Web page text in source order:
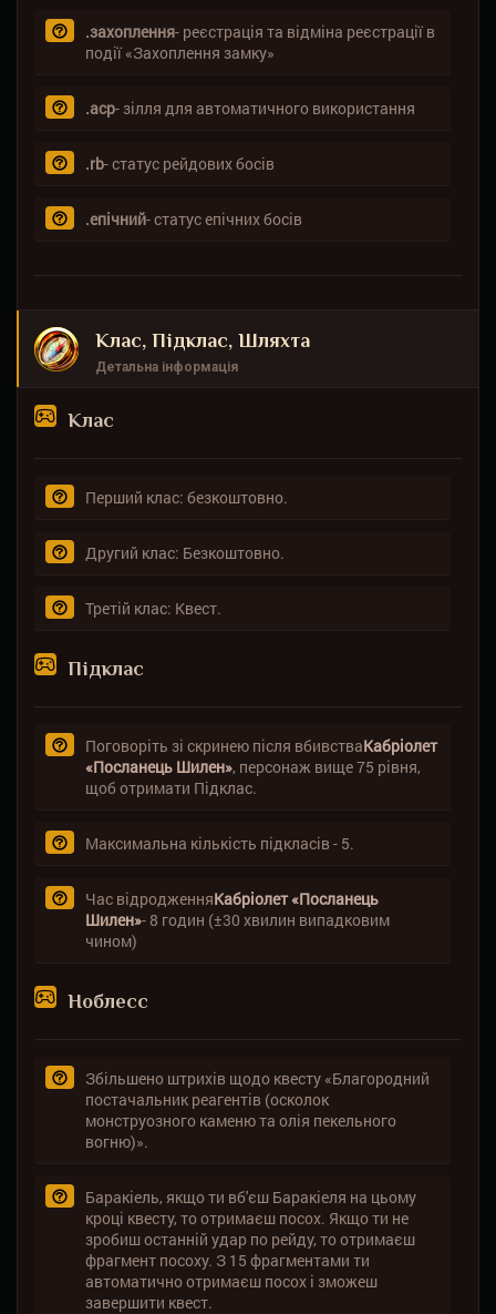
.захоплення- реєстрація та відміна реєстрації в
події «Захоплення замку»
.acp- зілля для автоматичного використання
.rb- статус рейдових босів
.епічний- статус епічних босів
Клас, Підклас, Шляхта
Детальна інформація
Клас
Перший клас: безкоштовно.
Другий клас: Безкоштовно.
Третій клас: Квест.
Підклас
Поговоріть зі скринею після вбивстваКабріолет
«Посланець Шилен», персонаж вище 75 рівня,
щоб отримати Підклас.
Максимальна кількість підкласів - 5.
Час відродженняКабріолет «Посланець
Шилен»- 8 годин (±30 хвилин випадковим
чином)
Ноблесс
Збільшено штрихів щодо квесту «Благородний
постачальник реагентів (осколок
монструозного каменю та олія пекельного
вогню)».
Баракіель, якщо ти вб'єш Баракіеля на цьому
кроці квесту, то отримаєш посох. Якщо ти не
зробиш останній удар по рейду, то отримаєш
фрагмент посоху. З 15 фрагментами ти
автоматично отримаєш посох і зможеш
завершити квест.